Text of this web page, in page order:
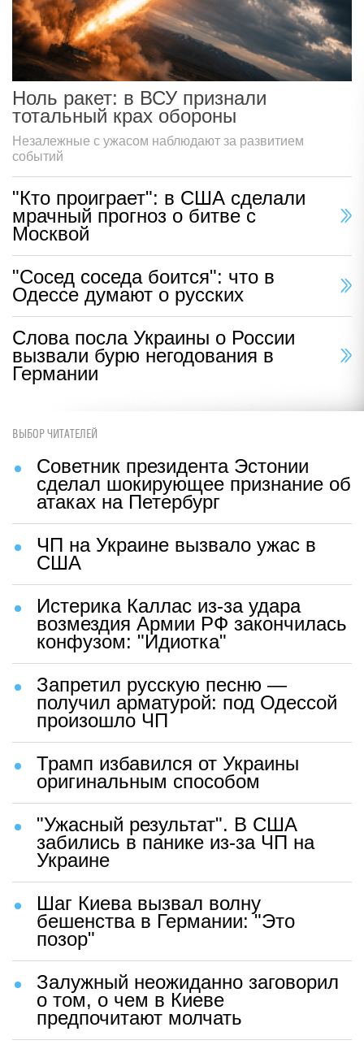
Ноль ракет: в ВСУ признали
тотальный крах обороны
Незалежные с ужасом наблюдают за развитием
событий
"Кто проиграет": в США сделали
мрачный прогноз о битве с
Москвой
"Сосед соседа боится": что в
Одессе думают о русских
Слова посла Украины о России
вызвали бурю негодования в
Германии
ВЫБОР ЧИТАТЕЛЕЙ
Советник президента Эстонии
сделал шокирующее признание об
атаках на Петербург
ЧП на Украине вызвало ужас в
США
Истерика Каллас из-за удара
возмездия Армии РФ закончилась
конфузом: "Идиотка"
Запретил русскую песню —
получил арматурой: под Одессой
произошло ЧП
Трамп избавился от Украины
оригинальным способом
"Ужасный результат". В США
забились в панике из-за ЧП на
Украине
Шаг Киева вызвал волну
бешенства в Германии: "Это
позор"
Залужный неожиданно заговорил
о том, о чем в Киеве
предпочитают молчать